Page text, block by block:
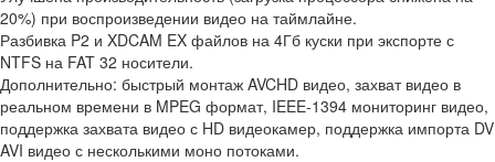
20%) при воспроизведении видео на таймлайне.
Разбивка P2 и XDCAM EX файлов на 4Гб куски при экспорте с
NTFS на FAT 32 носители.
Дополнительно: быстрый монтаж AVCHD видео, захват видео в
реальном времени в MPEG формат, IEEE-1394 мониторинг видео,
поддержка захвата видео с HD видеокамер, поддержка импорта DV
AVI видео с несколькими моно потоками.